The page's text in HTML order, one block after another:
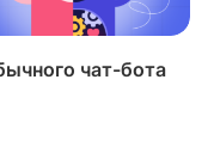
чат-бота